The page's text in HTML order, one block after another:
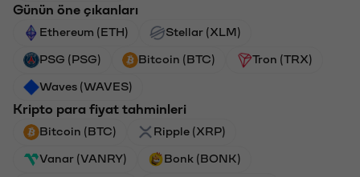
Günün öne çıkanları
Ethereum (ETH) Stellar (XLM)
PSG (PSG) Bitcoin (BTC) Tron (TRX)
Waves (WAVES)
Kripto para fiyat tahminleri
Bitcoin (BTC) Ripple (XRP)
Vanar (VANRY) Bonk (BONK)